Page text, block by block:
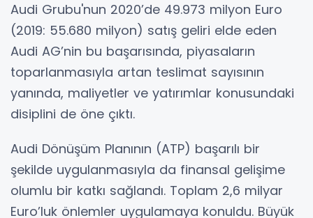
Audi Grubu'nun 2020’de 49.973 milyon Euro
(2019: 55.680 milyon) satış geliri elde eden
Audi AG’nin bu başarısında, piyasaların
toparlanmasıyla artan teslimat sayısının
yanında, maliyetler ve yatırımlar konusundaki
disiplini de öne çıktı.
Audi Dönüşüm Planının (ATP) başarılı bir
şekilde uygulanmasıyla da finansal gelişime
olumlu bir katkı sağlandı. Toplam 2,6 milyar
Euro’luk önlemler uygulamaya konuldu. Büyük